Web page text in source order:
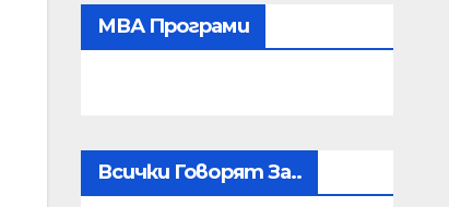
МВА Програми
Всички Говорят За..